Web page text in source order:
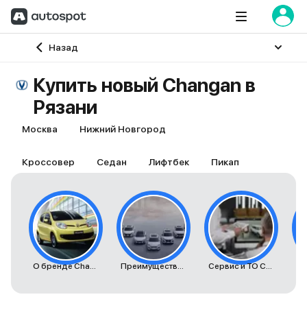
Назад
Главная
Купить новый Changan в
Рязани
Москва Нижний Новгород
Кроссовер Седан Лифтбек Пикап
О бренде Changan Преимущества автомобилей Changan Сервис и ТО Changan